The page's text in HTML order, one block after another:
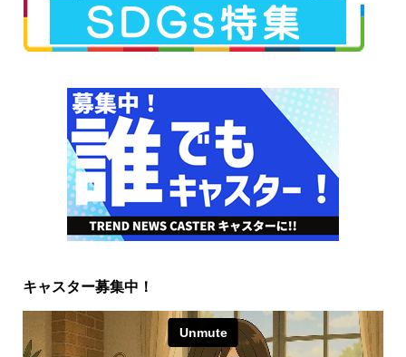
キャスター募集中！